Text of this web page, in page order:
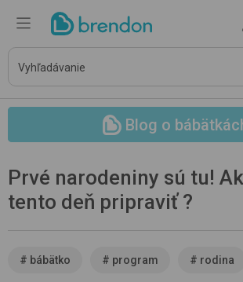
Blog o
Prvé narodeniny sú tu!
tento deň pripraviť ?
# bábätko # program # rodina